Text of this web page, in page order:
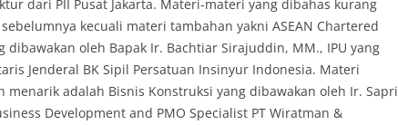
dari PII Pusat Jakarta. Materi-materi yang dibahas kurang
kecuali materi tambahan yakni ASEAN Chartered
dibawakan oleh Bapak Ir. Bachtiar Sirajuddin, MM., IPU yang
Jenderal BK Sipil Persatuan Insinyur Indonesia. Materi
menarik adalah Bisnis Konstruksi yang dibawakan oleh Ir. Sapri
Development and PMO Specialist PT Wiratman &